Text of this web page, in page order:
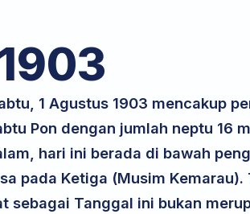
1 Agustus 1903 mencakup
Pon dengan jumlah neptu 16
hari ini berada di bawah
pada Ketiga (Musim
Tanggal ini bukan